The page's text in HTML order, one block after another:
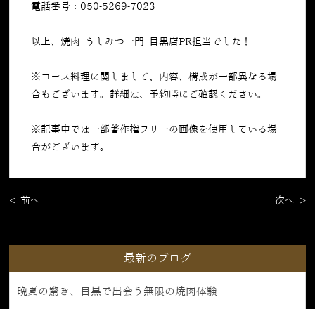
電話番号：050-5269-7023
以上、焼肉 うしみつ一門 目黒店PR担当でした！
※コース料理に関しまして、内容、構成が一部異なる場
合もございます。詳細は、予約時にご確認ください。
※記事中では一部著作権フリーの画像を使用している場
合がございます。
< 前へ 次へ >
最新のブログ
晩夏の驚き、目黒で出会う無限の焼肉体験